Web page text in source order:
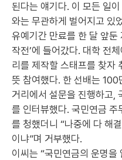
된다는 얘기다. 이 모든 일
와는 무관하게 벌어지고 있
유예기간 만료를 한 달 앞둔
작전’에 들어갔다. 대학 전
리를 제작할 스태프를 찾자
뜻 참여했다. 한 선배는
거리에서 설문을 진행하고,
를 인터뷰했다. 국민연금
를 청했더니 “나중에 다 해
이냐”며 거부했다.
이씨는 “국민연금의 운명을